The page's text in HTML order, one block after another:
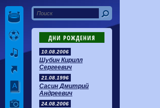
ДНИ РОЖДЕНИЯ
10.08.2006
Шубин Кирилл
Сергеевич
21.08.1996
Сасин Дмитрий
Андреевич
24.08.2006